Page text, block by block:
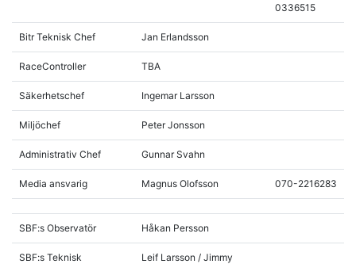
0336515
Bitr Teknisk Chef Jan Erlandsson
RaceController TBA
Säkerhetschef Ingemar Larsson
Miljöchef Peter Jonsson
Administrativ Chef Gunnar Svahn
Media ansvarig Magnus Olofsson 070-2216283
SBF:s Observatör Håkan Persson
SBF:s Teknisk
Leif Larsson / Jimmy